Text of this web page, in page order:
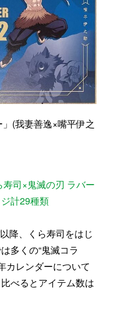
(我妻善逸×嘴平伊之
寿司×鬼滅の刃 ラバー
計29種類
降、くら寿司をはじ
多くの“鬼滅コラ
カレンダーについて
べるとアイテム数は